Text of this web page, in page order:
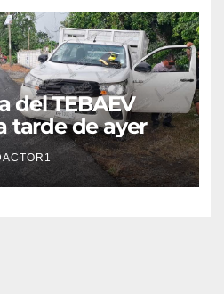
del TEBAEV
tarde de ayer